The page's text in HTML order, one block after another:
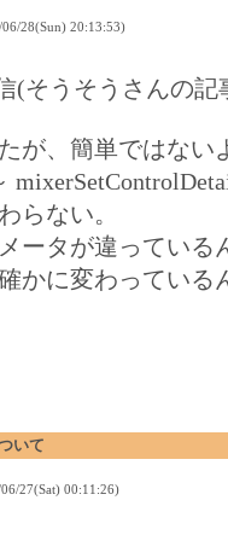
28(Sun) 20:13:53)
(そうそうさんの記
が、簡単ではない
らない。
ータが違っている
かに変わっている
いて
27(Sat) 00:11:26)